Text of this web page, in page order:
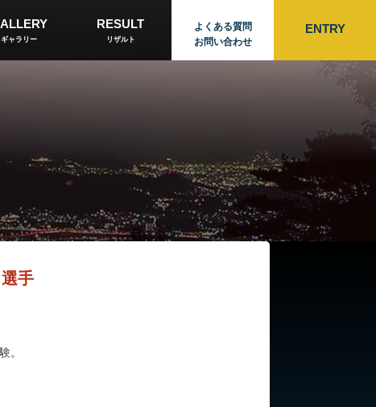
ギャラリー
RESULT
リザルト
よくある質問
お問い合わせ
ENTRY
手
。